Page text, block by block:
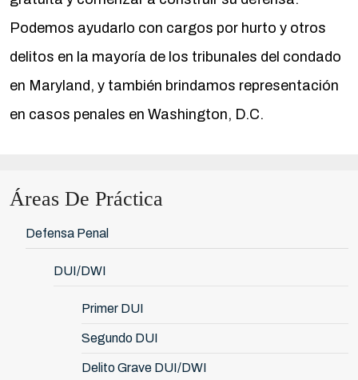
Podemos ayudarlo con cargos por hurto y otros
delitos en la mayoría de los tribunales del condado
en Maryland, y también brindamos representación
en casos penales en Washington, D.C.
Áreas De Práctica
Defensa Penal
DUI/DWI
Primer DUI
Segundo DUI
Delito Grave DUI/DWI